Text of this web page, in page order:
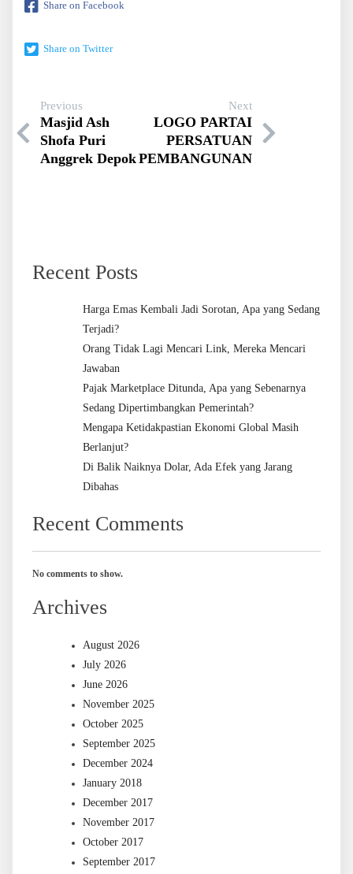
Share on Facebook
Share on Twitter
Previous
Masjid Ash
Shofa Puri
Anggrek Depok
Next
LOGO PARTAI
PERSATUAN
PEMBANGUNAN
Recent Posts
Harga Emas Kembali Jadi Sorotan, Apa yang Sedang
Terjadi?
Orang Tidak Lagi Mencari Link, Mereka Mencari
Jawaban
Pajak Marketplace Ditunda, Apa yang Sebenarnya
Sedang Dipertimbangkan Pemerintah?
Mengapa Ketidakpastian Ekonomi Global Masih
Berlanjut?
Di Balik Naiknya Dolar, Ada Efek yang Jarang
Dibahas
Recent Comments
No comments to show.
Archives
August 2026
July 2026
June 2026
November 2025
October 2025
September 2025
December 2024
January 2018
December 2017
November 2017
October 2017
September 2017